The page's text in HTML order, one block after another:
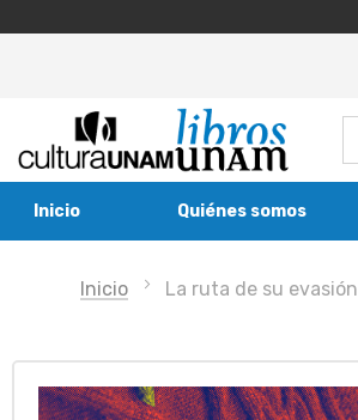
Inicio Quiénes somos
Inicio La ruta de su evasión